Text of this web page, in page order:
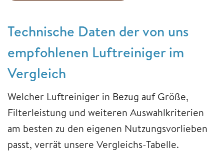
Technische Daten der von uns
empfohlenen Luftreiniger im
Vergleich
Welcher Luftreiniger in Bezug auf Größe,
Filterleistung und weiteren Auswahlkriterien
am besten zu den eigenen Nutzungsvorlieben
passt, verrät unsere Vergleichs-Tabelle.